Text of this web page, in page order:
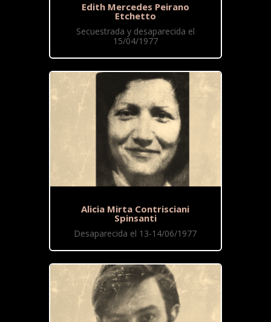
Edith Mercedes Peirano
Etchetto
Secuestrada y desaparecida el
15/04/1977
Alicia Mirta Contrisciani
Spinsanti
Desaparecida el 13-14/06/1977